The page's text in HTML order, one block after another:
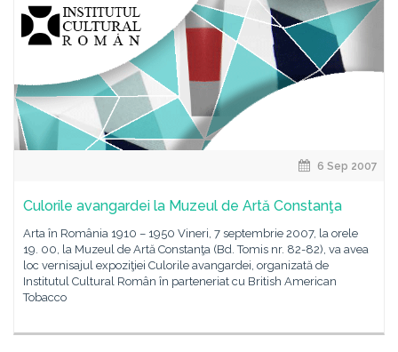
6 Sep 2007
Culorile avangardei la Muzeul de Artă Constanţa
Arta în România 1910 – 1950 Vineri, 7 septembrie 2007, la orele
19. 00, la Muzeul de Artă Constanţa (Bd. Tomis nr. 82-82), va avea
loc vernisajul expoziţiei Culorile avangardei, organizată de
Institutul Cultural Român în parteneriat cu British American
Tobacco